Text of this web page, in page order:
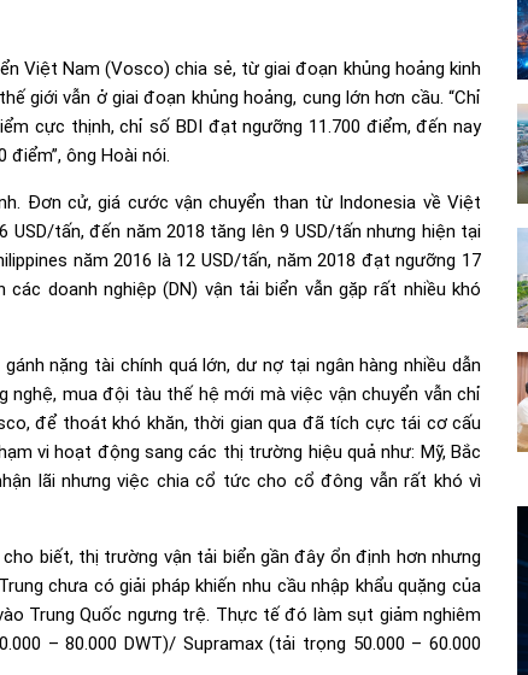
Việt Nam (Vosco) chia sẻ, từ giai đoạn khủng hoảng kinh
giới vẫn ở giai đoạn khủng hoảng, cung lớn hơn cầu. “Chỉ
cực thịnh, chỉ số BDI đạt ngưỡng 11.700 điểm, đến nay
ông Hoài nói.
Đơn cử, giá cước vận chuyển than từ Indonesia về Việt
tấn, đến năm 2018 tăng lên 9 USD/tấn nhưng hiện tại
năm 2016 là 12 USD/tấn, năm 2018 đạt ngưỡng 17
doanh nghiệp (DN) vận tải biển vẫn gặp rất nhiều khó
nặng tài chính quá lớn, dư nợ tại ngân hàng nhiều dẫn
mua đội tàu thế hệ mới mà việc vận chuyển vẫn chỉ
để thoát khó khăn, thời gian qua đã tích cực tái cơ cấu
vi hoạt động sang các thị trường hiệu quả như: Mỹ, Bắc
lãi nhưng việc chia cổ tức cho cổ đông vẫn rất khó vì
biết, thị trường vận tải biển gần đây ổn định hơn nhưng
chưa có giải pháp khiến nhu cầu nhập khẩu quặng của
Trung Quốc ngưng trệ. Thực tế đó làm sụt giảm nghiêm
– 80.000 DWT)/ Supramax (tải trọng 50.000 – 60.000